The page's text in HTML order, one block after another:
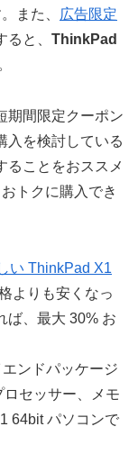
また、
広告限定
と、 ThinkPad
期間限定クーポン
入を検討している
ることをおススメ
トクに購入でき
い ThinkPad X1
よりも安くなっ
ば、最大 30% お
ンドパッケージ
セッサー、メモ
64bit パソコンで